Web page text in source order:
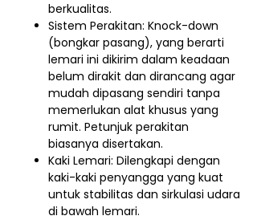
berkualitas.
Sistem Perakitan: Knock-down
(bongkar pasang), yang berarti
lemari ini dikirim dalam keadaan
belum dirakit dan dirancang agar
mudah dipasang sendiri tanpa
memerlukan alat khusus yang
rumit. Petunjuk perakitan
biasanya disertakan.
Kaki Lemari: Dilengkapi dengan
kaki-kaki penyangga yang kuat
untuk stabilitas dan sirkulasi udara
di bawah lemari.